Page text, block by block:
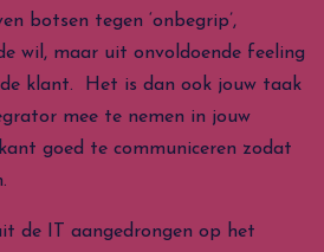
botsen tegen ‘onbegrip’,
wil, maar uit onvoldoende feeling
de klant. Het is dan ook jouw taak
mee te nemen in jouw
goed te communiceren zodat
de IT aangedrongen op het